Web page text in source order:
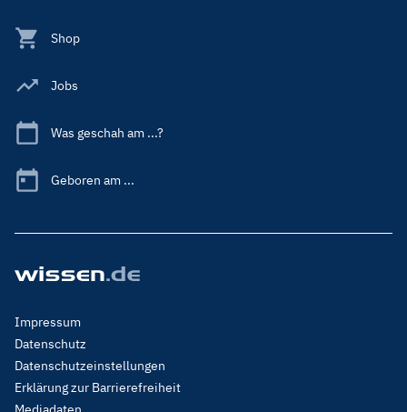
Shop
Jobs
Was geschah am ...?
Geboren am ...
Footer
Menu
Legal
Impressum
Datenschutz
Datenschutzeinstellungen
Erklärung zur Barrierefreiheit